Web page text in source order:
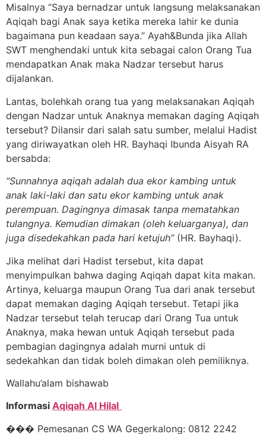
Misalnya “Saya bernadzar untuk langsung melaksanakan
Aqiqah bagi Anak saya ketika mereka lahir ke dunia
bagaimana pun keadaan saya.” Ayah&Bunda jika Allah
SWT menghendaki untuk kita sebagai calon Orang Tua
mendapatkan Anak maka Nadzar tersebut harus
dijalankan.
Lantas, bolehkah orang tua yang melaksanakan Aqiqah
dengan Nadzar untuk Anaknya memakan daging Aqiqah
tersebut? Dilansir dari salah satu sumber, melalui Hadist
yang diriwayatkan oleh HR. Bayhaqi Ibunda Aisyah RA
bersabda:
“Sunnahnya aqiqah adalah dua ekor kambing untuk
anak laki-laki dan satu ekor kambing untuk anak
perempuan. Dagingnya dimasak tanpa mematahkan
tulangnya. Kemudian dimakan (oleh keluarganya), dan
juga disedekahkan pada hari ketujuh”(HR. Bayhaqi).
Jika melihat dari Hadist tersebut, kita dapat
menyimpulkan bahwa daging Aqiqah dapat kita makan.
Artinya, keluarga maupun Orang Tua dari anak tersebut
dapat memakan daging Aqiqah tersebut. Tetapi jika
Nadzar tersebut telah terucap dari Orang Tua untuk
Anaknya, maka hewan untuk Aqiqah tersebut pada
pembagian dagingnya adalah murni untuk di
sedekahkan dan tidak boleh dimakan oleh pemiliknya.
Wallahu’alam bishawab
Informasi Aqiqah Al Hilal
��� Pemesanan CS WA Gegerkalong: 0812 2242